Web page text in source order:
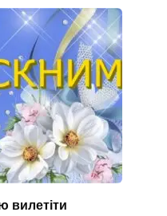
вилетіти